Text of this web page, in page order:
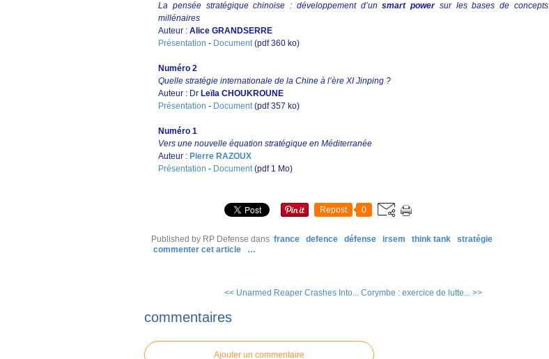
La pensée stratégique chinoise : développement d’unsmart powersur les bases de concepts
millénaires
Auteur : Alice GRANDSERRE
Présentation - Document(pdf 360 ko)
Numéro 2
Quelle stratégie internationale de la Chine à l’ère XI Jinping ?
Auteur : Dr Leïla CHOUKROUNE
Présentation - Document(pdf 357 ko)
Numéro 1
Vers une nouvelle équation stratégique en Méditerranée
Auteur : Pierre RAZOUX
Présentation - Document(pdf 1 Mo)
Repost 0
Published by RP Defense dans france defence défense irsem think tank
stratégie
commenter cet article
…
<< Unarmed Reaper Crashes Into... Corymbe : exercice de lutte... >>
commentaires
Ajouter un commentaire